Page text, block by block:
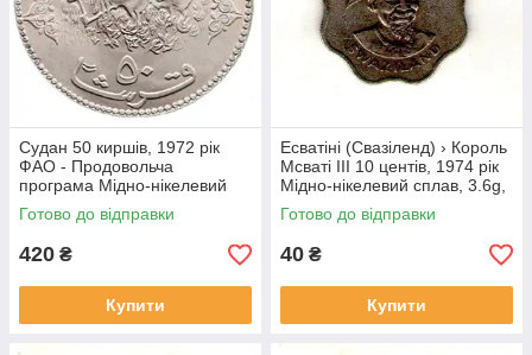
Судан 50 киршів, 1972 рік
ФАО - Продовольча
програма Мідно-нікелевий
сплав, 22.63g, ø 40mm
№4143
Готово до відправки
420 ₴
Купити
Есватіні (Свазіленд) › Король
Мсваті III 10 центів, 1974 рік
Мідно-нікелевий сплав, 3.6g,
ø 22mm №1814
Готово до відправки
40 ₴
Купити